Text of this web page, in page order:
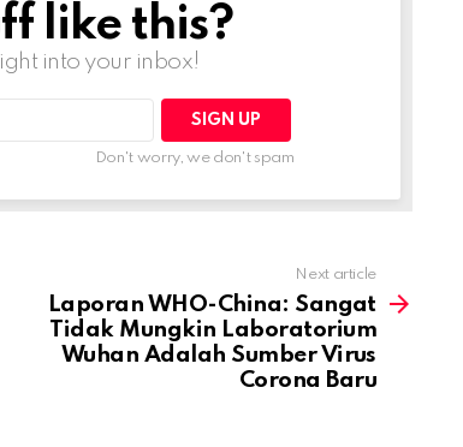
like this?
into your inbox!
Don't worry, we don't spam
Next article
Laporan WHO-China: Sangat
Tidak Mungkin Laboratorium
Wuhan Adalah Sumber Virus
Corona Baru